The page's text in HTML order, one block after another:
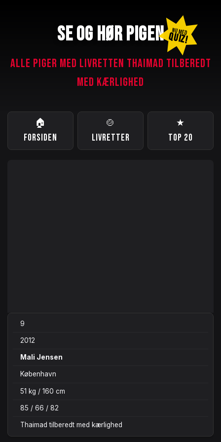
SE OG HØR PIGEN NU MED
QUIZ!
ALLE PIGER MED LIVRETTEN THAIMAD TILBEREDT
MED KÆRLIGHED
🏠
FORSIDEN
🍲
LIVRETTER
★
TOP 20
9
2012
Mali Jensen
København
51 kg / 160 cm
85 / 66 / 82
Thaimad tilberedt med kærlighed